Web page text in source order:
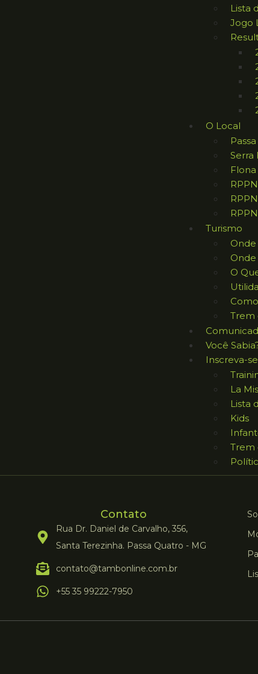
Lista
Jogo
O Local
Serra
Flona
Turismo
Onde
O
Trem
Você
Inscreva-se
La
Lista
Kids
Trem
Contato
Rua Dr. Daniel de Carvalho, 356,
Santa Terezinha. Passa Quatro - MG
contato@tambonline.com.br
+55 35 99222-7950